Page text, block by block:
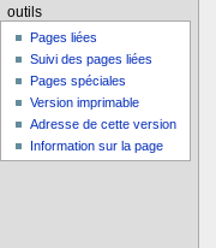
outils
Pages liées
Suivi des pages liées
Pages spéciales
Version imprimable
Adresse de cette version
Information sur la page